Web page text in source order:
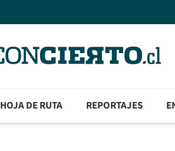
HOJA DE RUTA REPORTAJES